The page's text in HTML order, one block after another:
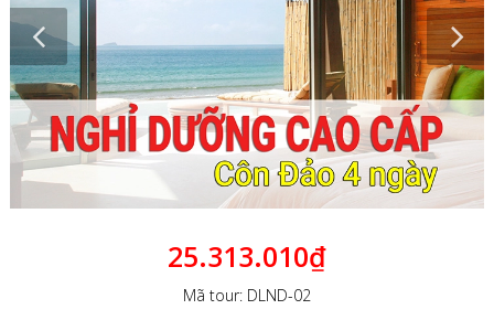
25.313.010₫
Mã tour: DLND-02